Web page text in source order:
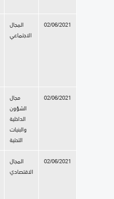
المجال
الاجتماعي
02/06/2021
مجال
الشؤون
الداخلية
والبنيات
التحتية
02/06/2021
المجال
الاقتصادي
02/06/2021